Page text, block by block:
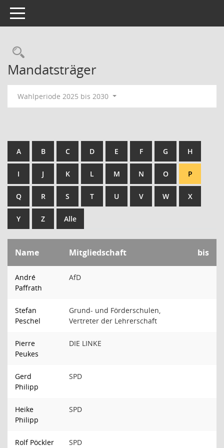
Toggle navigation
Rechercheauswahl
Mandatsträger
Wahlperiode 2025 bis 2030
A B C D E F G H
I J K L M N O P
Q R S T U V W X
Y Z Alle
Name Mitgliedschaft bis
André
Paffrath
AfD
Stefan
Peschel
Grund- und Förderschulen,
Vertreter der Lehrerschaft
Pierre
Peukes
DIE LINKE
Gerd
Philipp
SPD
Heike
Philipp
SPD
Rolf Pöckler SPD